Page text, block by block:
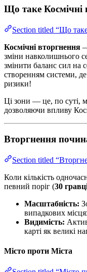
Що таке Космічні
Section titled “Що
Космічні вторгнення
зміни навколишнього
змінити баланс сил на
створенням системи,
ризики!
Ці зони — це, по суті,
дозволяючи впливу
Вторгнення
Section titled
Коли кількість
певний поріг (30
Масштабність:
випадкових
Видимість:
карті як великі
Місто проти Міста